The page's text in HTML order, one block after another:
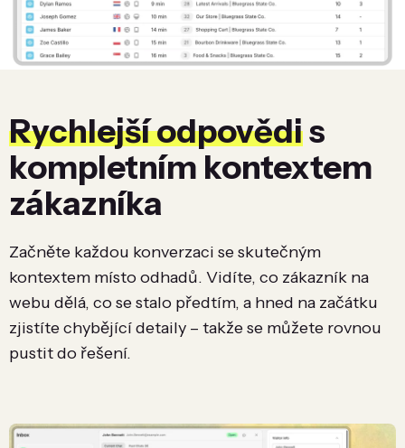
Rychlejší odpovědis
kompletním kontextem
zákazníka
Začněte každou konverzaci se skutečným
kontextem místo odhadů. Vidíte, co zákazník na
webu dělá, co se stalo předtím, a hned na začátku
zjistíte chybějící detaily – takže se můžete rovnou
pustit do řešení.